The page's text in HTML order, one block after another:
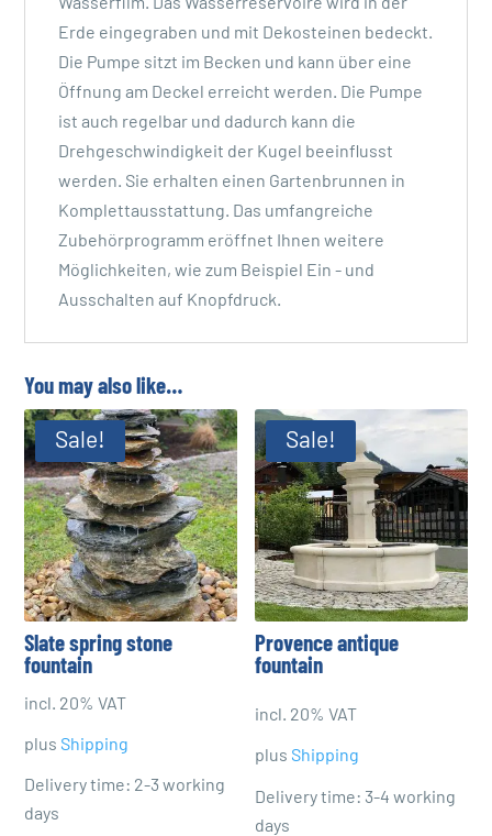
Erde eingegraben und mit Dekosteinen bedeckt.
Die Pumpe sitzt im Becken und kann über eine
Öffnung am Deckel erreicht werden. Die Pumpe
ist auch regelbar und dadurch kann die
Drehgeschwindigkeit der Kugel beeinflusst
werden. Sie erhalten einen Gartenbrunnen in
Komplettausstattung. Das umfangreiche
Zubehörprogramm eröffnet Ihnen weitere
Möglichkeiten, wie zum Beispiel Ein - und
Ausschalten auf Knopfdruck.
You may also like…
Sale!
Slate spring stone
fountain
incl. 20% VAT
plus Shipping
Delivery time: 2-3 working
days
Sale!
Provence antique
fountain
incl. 20% VAT
plus Shipping
Delivery time: 3-4 working
days